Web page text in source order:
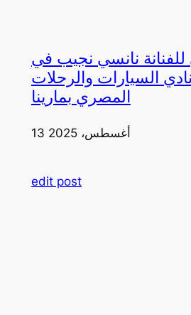
نانسي نجيب في
السيارات والرحلات
المصري بمارينا
13 أغسطس، 2025
edit post